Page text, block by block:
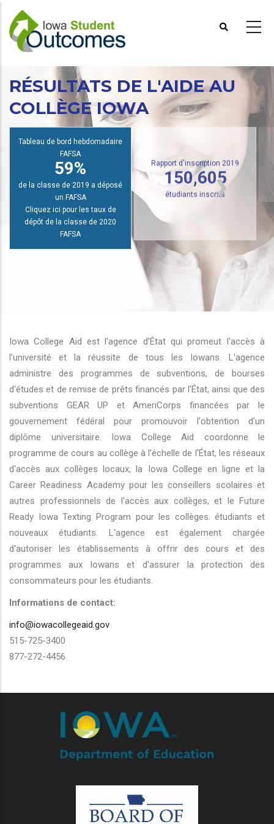
contenu
principal
RÉSULTATS DE L'AIDE AU
COLLÈGE IOWA
Tableau de bord hebdomadaire
FAFSA
59%
de la classe de 2019 a déposé
un FAFSA
Cliquez ici pour les taux de
dépôt de la classe de 2020
FAFSA
Rapport d'inscription 2019
150,605
Iowa College Aid est l'agence d'État qui promeut l'accès à
l'université et la réussite de tous les Iowans. L'agence
administre des programmes de subventions, de bourses
d'études et de remise de prêts financés par l'État, ainsi que des
subventions GEAR UP et AmeriCorps financées par le
gouvernement fédéral pour promouvoir l'obtention d'un
diplôme universitaire. Iowa College Aid coordonne le
programme de cours au collège à l'échelle de l'État, les réseaux
d'accès aux collèges locaux, la Iowa College en ligne et la
Career Readiness Academy pour les conseillers scolaires et
autres professionnels de l'accès aux collèges, et le Future
Ready Iowa Texting Program pour les collèges. étudiants et
nouveaux étudiants. L'agence est également chargée
d'autoriser les établissements à offrir des cours et des
programmes aux Iowans et d'assurer la protection des
consommateurs pour les étudiants.
Informations de contact:
info@iowacollegeaid.gov
515-725-3400
877-272-4456